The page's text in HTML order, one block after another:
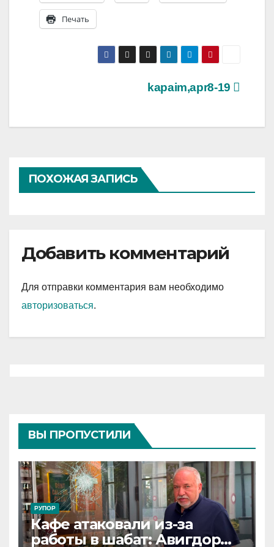
Печать
kapaim,apr8-19
ПОХОЖАЯ ЗАПИСЬ
Добавить комментарий
Для отправки комментария вам необходимо
авторизоваться.
ВЫ ПРОПУСТИЛИ
РУПОР
Кафе атаковали из-за
работы в шабат: Авигдор